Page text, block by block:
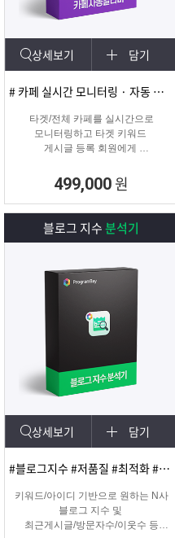
상세보기 담기
# 카페 실시간 모니터링 · 자동 쪽지/메일발송
타겟/전체 카페를 실시간으로
모니터링하고 타겟 키워드
게시글 등록 회원에게
프로그램
499,000 원
블로그 지수분석기
상세보기 담기
#블로그지수 #저품질 #최적화 #블로그품질확인
키워드/아이디 기반으로 원하는 N사
블로그 지수 및
최근게시글/방문자수/이웃수 등